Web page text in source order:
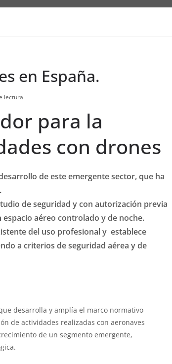
en España.
lectura
para la
con drones
de este emergente sector, que ha
de seguridad y con autorización previa
espacio aéreo controlado y de noche.
del uso profesional y establece
a criterios de seguridad aérea y de
desarrolla y amplía el marco normativo
de actividades realizadas con aeronaves
de un segmento emergente,